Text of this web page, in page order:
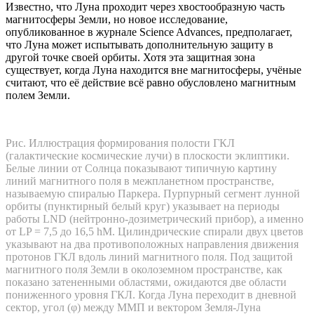
Известно, что Луна проходит через хвостообразную часть
магнитосферы Земли, но новое исследование,
опубликованное в журнале Science Advances, предполагает,
что Луна может испытывать дополнительную защиту в
другой точке своей орбиты. Хотя эта защитная зона
существует, когда Луна находится вне магнитосферы, учёные
считают, что её действие всё равно обусловлено магнитным
полем Земли.
Рис. Иллюстрация формирования полости ГКЛ
(галактические космические лучи) в плоскости эклиптики.
Белые линии от Солнца показывают типичную картину
линий магнитного поля в межпланетном пространстве,
называемую спиралью Паркера. Пурпурный сегмент лунной
орбиты (пунктирный белый круг) указывает на периоды
работы LND (нейтронно-дозиметрический прибор), а именно
от LP = 7,5 до 16,5 hM. Цилиндрические спирали двух цветов
указывают на два противоположных направления движения
протонов ГКЛ вдоль линий магнитного поля. Под защитой
магнитного поля Земли в околоземном пространстве, как
показано затененными областями, ожидаются две области
пониженного уровня ГКЛ. Когда Луна переходит в дневной
сектор, угол (φ) между ММП и вектором Земля-Луна